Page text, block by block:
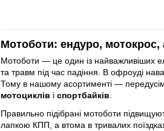
Мотоботи: ендуро, мотокрос,
Мотоботи — це один із найважливіших
та травм під час падіння. В офроуді
Тому в нашому асортименті —
мотоциклів і спортбайків
Правильно підібрані мотоботи
лапкою КПП, а втома в тривалих